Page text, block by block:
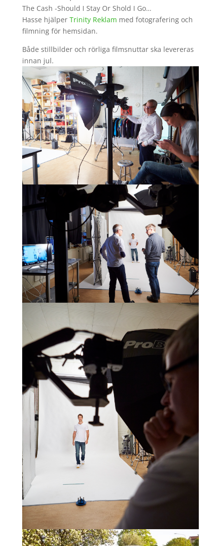
The Cash -Should I Stay Or Shold I Go…
Hasse hjälper Trinity Reklam med fotografering och
filmning för hemsidan.
Både stillbilder och rörliga filmsnuttar ska levereras
innan jul.